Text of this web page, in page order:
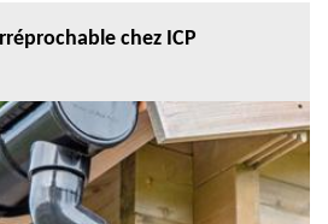
chez ICP